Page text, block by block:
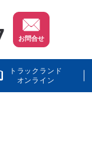
お問合せ
トラックランド
オンライン